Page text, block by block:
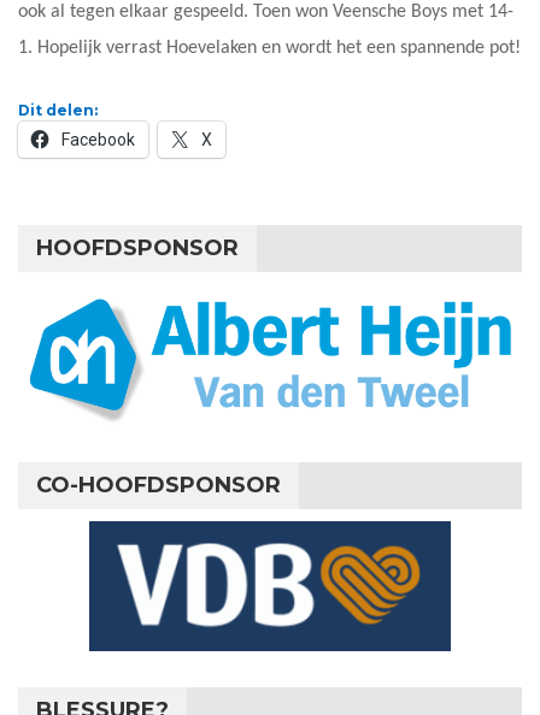
ook al tegen elkaar gespeeld. Toen won Veensche Boys met 14-
1. Hopelijk verrast Hoevelaken en wordt het een spannende pot!
Dit delen:
Facebook X
HOOFDSPONSOR
CO-HOOFDSPONSOR